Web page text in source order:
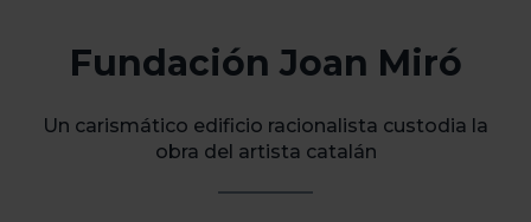
Fundación Joan Miró
Un carismático edificio racionalista custodia la
obra del artista catalán